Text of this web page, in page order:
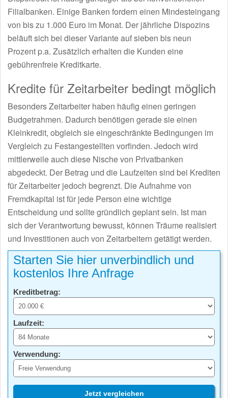
Filialbanken. Einige Banken fordern einen Mindesteingang
von bis zu 1.000 Euro im Monat. Der jährliche Dispozins
beläuft sich bei dieser Variante auf sieben bis neun
Prozent p.a. Zusätzlich erhalten die Kunden eine
gebührenfreie Kreditkarte.
Kredite für Zeitarbeiter bedingt möglich
Besonders Zeitarbeiter haben häufig einen geringen
Budgetrahmen. Dadurch benötigen gerade sie einen
Kleinkredit, obgleich sie eingeschränkte Bedingungen im
Vergleich zu Festangestellten vorfinden. Jedoch wird
mittlerweile auch diese Nische von Privatbanken
abgedeckt. Der Betrag und die Laufzeiten sind bei Krediten
für Zeitarbeiter jedoch begrenzt. Die Aufnahme von
Fremdkapital ist für jede Person eine wichtige
Entscheidung und sollte gründlich geplant sein. Ist man
sich der Verantwortung bewusst, können Träume realisiert
und Investitionen auch von Zeitarbeitern getätigt werden.
Starten Sie hier unverbindlich und
kostenlos Ihre Anfrage
Kreditbetrag:
Laufzeit:
Verwendung:
Jetzt vergleichen